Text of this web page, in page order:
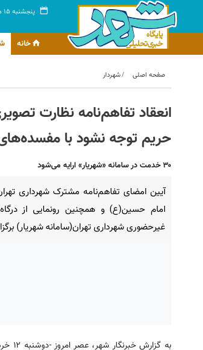
پنجشنبه ۱۵ مرداد ۱۴۰۵
خانه
صفحه اصلی شهردار
انعقاد تفاهم‌نامه نظارت
حریم توجه نشود با
۳۰ خدمت در سامانه «شهریار» ارایه می‌شود
آیین امضای تفاهم‌نامه مشترک شهرداری
امام حسین(ع) و همچنین رونمایی از
غیرحضوری شهرداری تهران(سامانه شهریار)